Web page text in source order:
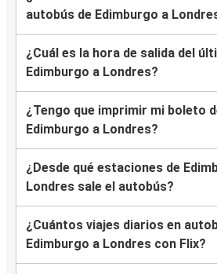
autobús de Edimburgo a
¿Cuál es la hora de salida del
Edimburgo a Londres?
¿Tengo que imprimir mi boleto
Edimburgo a Londres?
¿Desde qué estaciones de
Londres sale el autobús?
¿Cuántos viajes diarios en
Edimburgo a Londres con Flix?